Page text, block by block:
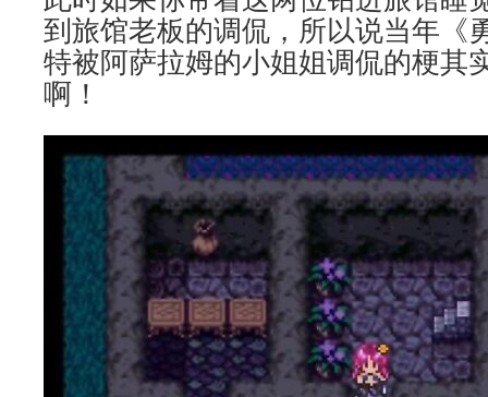
到旅馆老板的调侃，所以说当年《
特被阿萨拉姆的小姐姐调侃的梗其
啊！